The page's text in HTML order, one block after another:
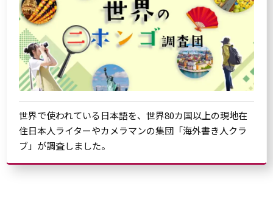
世界で使われている日本語を、世界80カ国以上の現地在
住日本人ライターやカメラマンの集団「海外書き人クラ
ブ」が調査しました。